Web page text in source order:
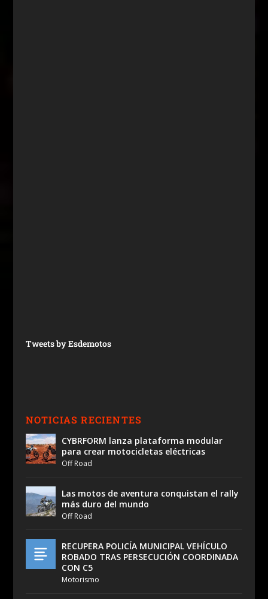
Tweets by Esdemotos
NOTICIAS RECIENTES
CYBRFORM lanza plataforma modular
para crear motocicletas eléctricas
Off Road
Las motos de aventura conquistan el rally
más duro del mundo
Off Road
RECUPERA POLICÍA MUNICIPAL VEHÍCULO
ROBADO TRAS PERSECUCIÓN COORDINADA
CON C5
Motorismo